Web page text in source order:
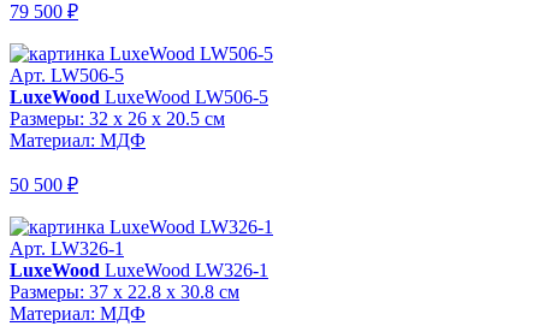
79 500 ₽
Арт. LW506-5
LuxeWood LuxeWood LW506-5
Размеры: 32 x 26 x 20.5 см
Материал: МДФ
50 500 ₽
Арт. LW326-1
LuxeWood LuxeWood LW326-1
Размеры: 37 x 22.8 x 30.8 см
Материал: МДФ